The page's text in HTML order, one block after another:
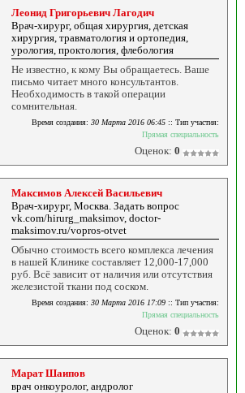
Леонид Григорьевич Лагодич
Врач-хирург, общая хирургия, детская
хирургия, травматология и ортопедия,
урология, проктология, флебология
Не известно, к кому Вы обращаетесь. Ваше
письмо читает много консультантов.
Необходимость в такой операции
сомнительная.
Время создания: 30 Марта 2016 06:45 :: Тип участия:
Прямая специальность
Оценок: 0
Максимов Алексей Васильевич
Врач-хирург, Москва. Задать вопрос
vk.com/hirurg_maksimov, doctor-
maksimov.ru/vopros-otvet
Обычно стоимость всего комплекса лечения
в нашей Клинике составляет 12,000-17,000
руб. Всё зависит от наличия или отсутствия
железистой ткани под соском.
Время создания: 30 Марта 2016 17:09 :: Тип участия:
Прямая специальность
Оценок: 0
Марат Шаипов
врач онкоуролог, андролог